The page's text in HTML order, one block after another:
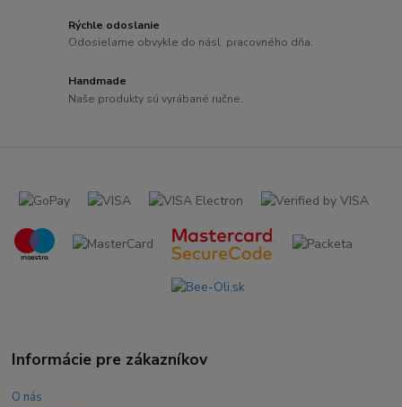
Rýchle odoslanie
Odosielame obvykle do násl. pracovného dňa.
Handmade
Naše produkty sú vyrábané ručne.
Informácie pre zákazníkov
O nás